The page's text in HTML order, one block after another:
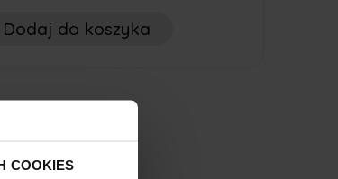
COOKIES
Dodaj do koszyka